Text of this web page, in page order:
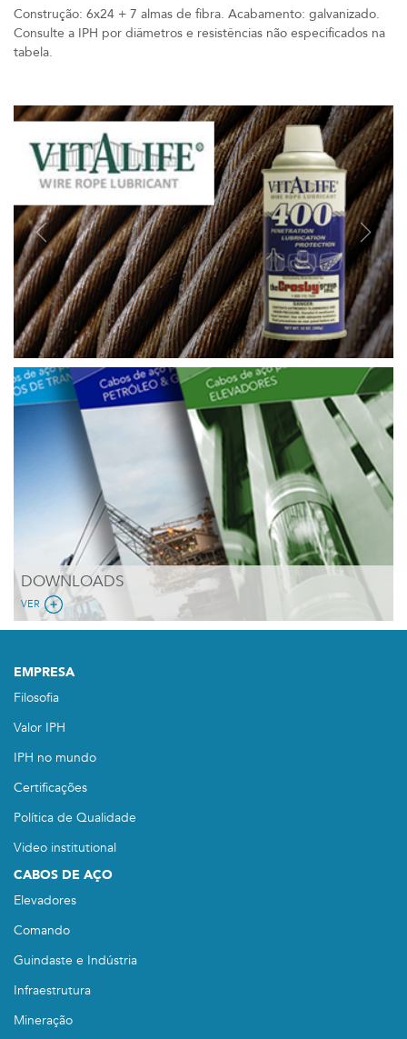
Construção: 6x24 + 7 almas de fibra. Acabamento: galvanizado.
Consulte a IPH por diâmetros e resistências não especificados na
tabela.
Previous Next
DOWNLOADS
VER
EMPRESA
Filosofia
Valor IPH
IPH no mundo
Certificações
Política de Qualidade
Video institutional
CABOS DE AÇO
Elevadores
Comando
Guindaste e Indústria
Infraestrutura
Mineração